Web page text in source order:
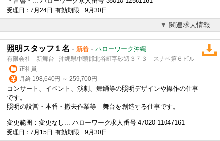
受理日：7月24日 有効期限：9月30日
関連求人情報
照明スタッフ１名 - 新着 - ハローワーク沖縄
有限会社 新舞台 - 沖縄県中頭郡北谷町字砂辺３７３ スナベ第６ビル
正社員
月給 198,640円 ～ 259,700円
コンサート、イベント、演劇、舞踊等の照明デザインや操作の仕事
です。
照明の設営・本番・撤去作業等 舞台を創造する仕事です。
変更範囲：変更なし... ハローワーク求人番号 47020-11047161
受理日：7月15日 有効期限：9月30日